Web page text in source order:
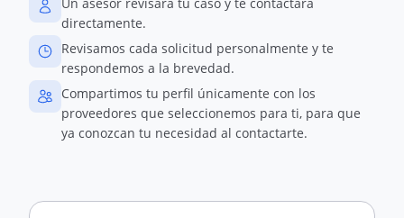
directamente.
Revisamos cada solicitud personalmente y te
respondemos a la brevedad.
Compartimos tu perfil únicamente con los
proveedores que seleccionemos para ti, para que
ya conozcan tu necesidad al contactarte.